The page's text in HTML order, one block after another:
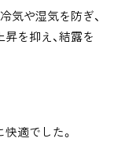
気や湿気を防ぎ、
を抑え、結露を
適でした。